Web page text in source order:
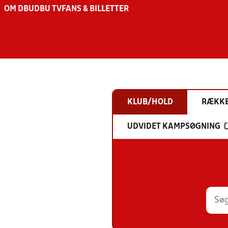
OM DBU DBU TV FANS & BILLETTER
KLUB/HOLD
UDVIDET KAMPSØGNING